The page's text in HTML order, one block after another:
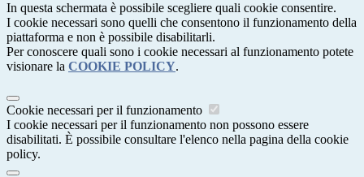
In questa schermata è possibile scegliere quali cookie consentire.
I cookie necessari sono quelli che consentono il funzionamento della
piattaforma e non è possibile disabilitarli.
Per conoscere quali sono i cookie necessari al funzionamento potete
visionare la COOKIE POLICY.
Cookie necessari per il funzionamento
I cookie necessari per il funzionamento non possono essere
disabilitati. È possibile consultare l'elenco nella pagina della cookie
policy.